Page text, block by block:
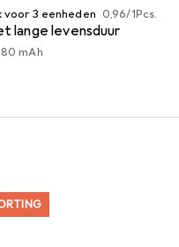
voor 3 eenheden EUR
0,96/1Pcs.
lange levensduur
mAh